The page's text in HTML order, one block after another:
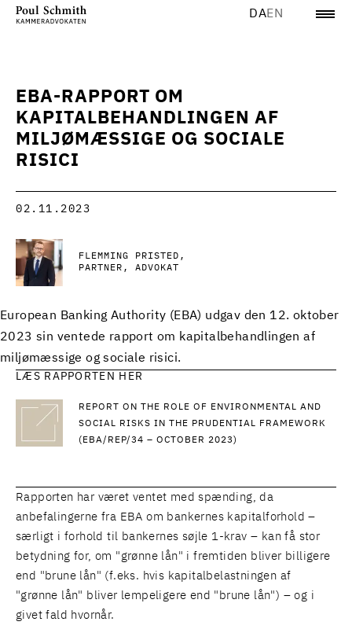
DAEN
EBA-RAPPORT OM
KAPITALBEHANDLINGEN AF
MILJØMÆSSIGE OG SOCIALE
RISICI
02.11.2023
FLEMMING PRISTED
PARTNER, ADVOKAT
European Banking Authority (EBA) udgav den 12. oktober
2023 sin ventede rapport om kapitalbehandlingen af
miljømæssige og sociale risici.
LÆS RAPPORTEN HER
REPORT ON THE ROLE OF ENVIRONMENTAL AND
SOCIAL RISKS IN THE PRUDENTIAL FRAMEWORK
(EBA/REP/34 – OCTOBER 2023)
Rapporten har været ventet med spænding, da
anbefalingerne fra EBA om bankernes kapitalforhold –
særligt i forhold til bankernes søjle 1-krav – kan få stor
betydning for, om "grønne lån" i fremtiden bliver billigere
end "brune lån" (f.eks. hvis kapitalbelastningen af
"grønne lån" bliver lempeligere end "brune lån") – og i
givet fald hvornår.